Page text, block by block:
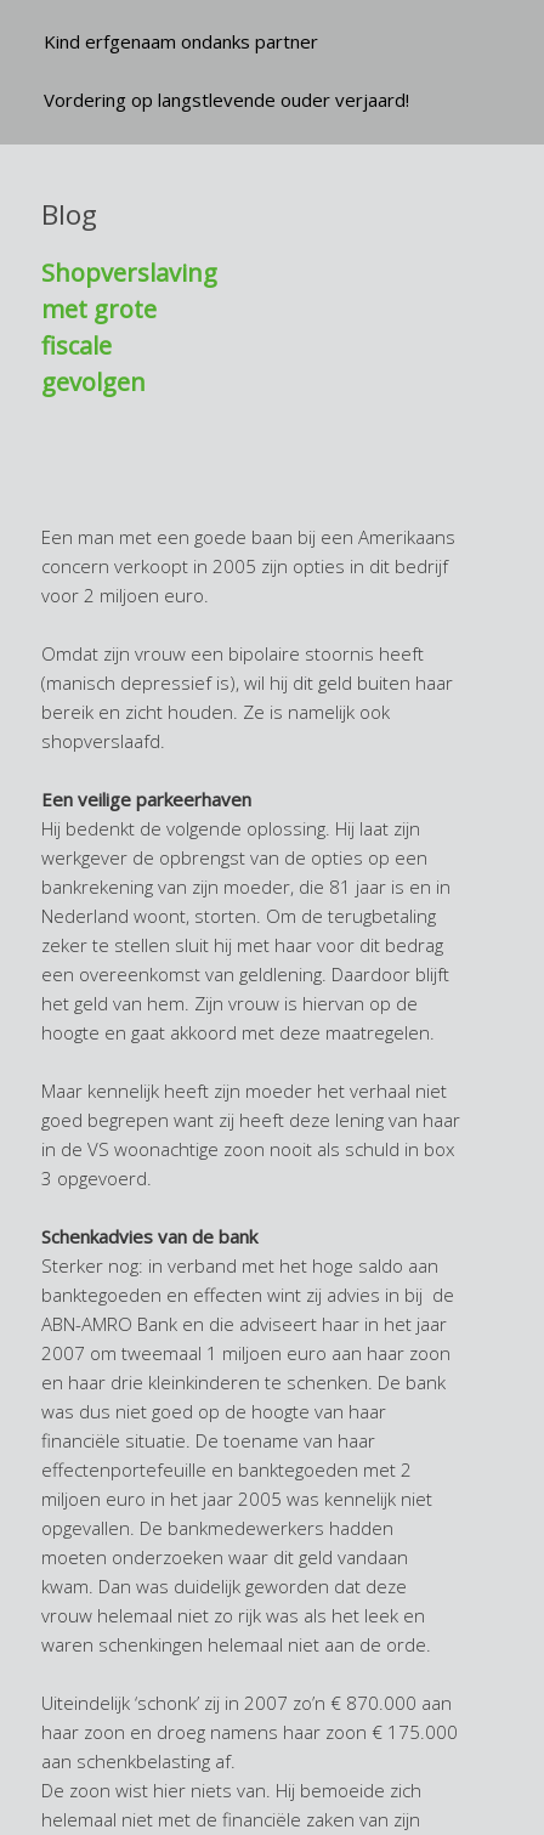
Kind erfgenaam ondanks partner
Vordering op langstlevende ouder verjaard!
Blog
Shopverslaving
met grote
fiscale
gevolgen
Een man met een goede baan bij een Amerikaans
concern verkoopt in 2005 zijn opties in dit bedrijf
voor 2 miljoen euro.
Omdat zijn vrouw een bipolaire stoornis heeft
(manisch depressief is), wil hij dit geld buiten haar
bereik en zicht houden. Ze is namelijk ook
shopverslaafd.
Een veilige parkeerhaven
Hij bedenkt de volgende oplossing. Hij laat zijn
werkgever de opbrengst van de opties op een
bankrekening van zijn moeder, die 81 jaar is en in
Nederland woont, storten. Om de terugbetaling
zeker te stellen sluit hij met haar voor dit bedrag
een overeenkomst van geldlening. Daardoor blijft
het geld van hem. Zijn vrouw is hiervan op de
hoogte en gaat akkoord met deze maatregelen.
Maar kennelijk heeft zijn moeder het verhaal niet
goed begrepen want zij heeft deze lening van haar
in de VS woonachtige zoon nooit als schuld in box
3 opgevoerd.
Schenkadvies van de bank
Sterker nog: in verband met het hoge saldo aan
banktegoeden en effecten wint zij advies in bij de
ABN-AMRO Bank en die adviseert haar in het jaar
2007 om tweemaal 1 miljoen euro aan haar zoon
en haar drie kleinkinderen te schenken. De bank
was dus niet goed op de hoogte van haar
financiële situatie. De toename van haar
effectenportefeuille en banktegoeden met 2
miljoen euro in het jaar 2005 was kennelijk niet
opgevallen. De bankmedewerkers hadden
moeten onderzoeken waar dit geld vandaan
kwam. Dan was duidelijk geworden dat deze
vrouw helemaal niet zo rijk was als het leek en
waren schenkingen helemaal niet aan de orde.
Uiteindelijk ‘schonk’ zij in 2007 zo’n € 870.000 aan
haar zoon en droeg namens haar zoon € 175.000
aan schenkbelasting af.
De zoon wist hier niets van. Hij bemoeide zich
helemaal niet met de financiële zaken van zijn